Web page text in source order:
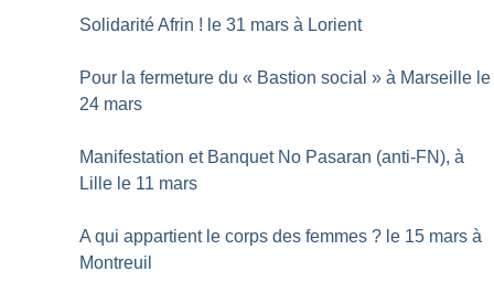
Solidarité Afrin ! le 31 mars à Lorient
Pour la fermeture du « Bastion social » à Marseille le
24 mars
Manifestation et Banquet No Pasaran (anti-FN), à
Lille le 11 mars
A qui appartient le corps des femmes ? le 15 mars à
Montreuil